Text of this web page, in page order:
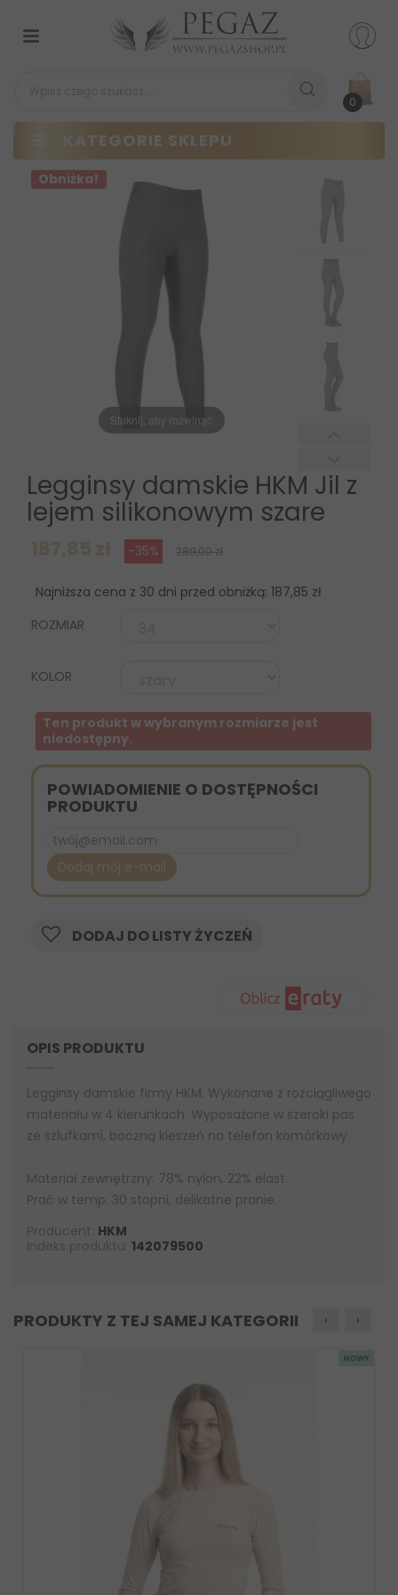
0
KATEGORIE SKLEPU
Przełącz
nawigacji
Obniżka!
Stuknij, aby rozwinąć
Legginsy damskie HKM Jil z
lejem silikonowym szare
-35% 289,00 zł
Najniższa cena z 30 dni przed obniżką: 187,85 zł
ROZMIAR
KOLOR
Ten produkt w wybranym rozmiarze jest
niedostępny.
POWIADOMIENIE O DOSTĘPNOŚCI
PRODUKTU
Dodaj mój e-mail
DODAJ DO LISTY ŻYCZEŃ
OPIS PRODUKTU
Legginsy damskie firmy HKM. Wykonane z rozciągliwego
materiału w 4 kierunkach. Wyposażone w szeroki pas
ze szlufkami, boczną kieszeń na telefon komórkowy.
Materiał zewnętrzny: 78% nylon, 22% elast.
Prać w temp. 30 stopni, delikatne pranie.
Producent: HKM
Indeks produktu: 142079500
PRODUKTY Z TEJ SAMEJ KATEGORII ‹ ›